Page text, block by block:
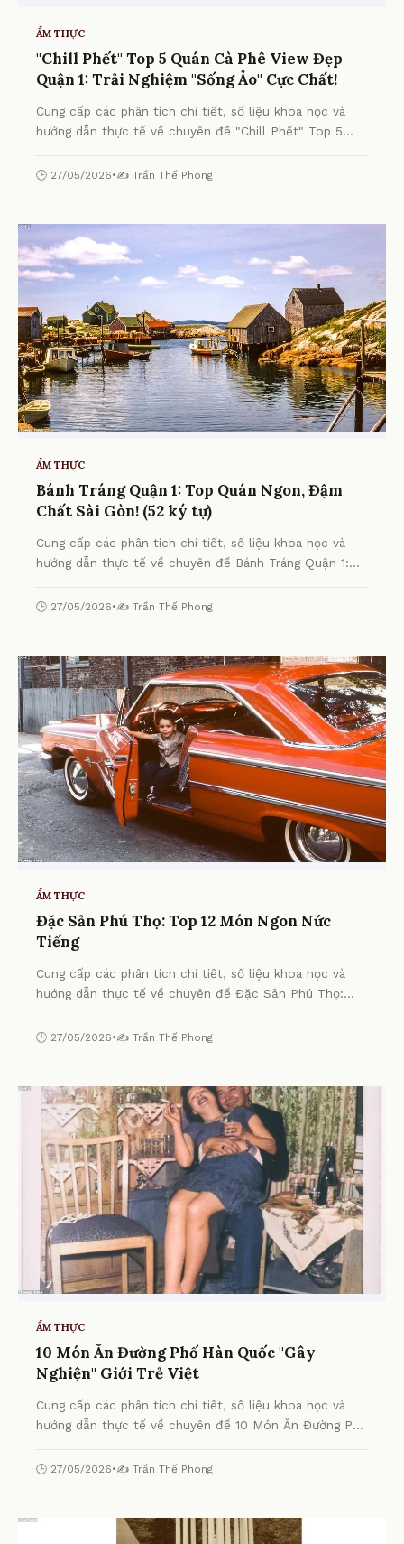
ẨM THỰC
"Chill Phết" Top 5 Quán Cà Phê View Đẹp
Quận 1: Trải Nghiệm "Sống Ảo" Cực Chất!
Cung cấp các phân tích chi tiết, số liệu khoa học và
hướng dẫn thực tế về chuyên đề "Chill Phết" Top 5
Cực Chất! từ chuyên gia.
🕒 27/05/2026•✍️ Trần Thế Phong
ẨM THỰC
Bánh Tráng Quận 1: Top Quán Ngon, Đậm
Chất Sài Gòn! (52 ký tự)
Cung cấp các phân tích chi tiết, số liệu khoa học và
hướng dẫn thực tế về chuyên đề Bánh Tráng Quận 1:
chuyên gia.
🕒 27/05/2026•✍️ Trần Thế Phong
ẨM THỰC
Đặc Sản Phú Thọ: Top 12 Món Ngon Nức
Tiếng
Cung cấp các phân tích chi tiết, số liệu khoa học và
hướng dẫn thực tế về chuyên đề Đặc Sản Phú Thọ:
🕒 27/05/2026•✍️ Trần Thế Phong
ẨM THỰC
10 Món Ăn Đường Phố Hàn Quốc "Gây
Nghiện" Giới Trẻ Việt
Cung cấp các phân tích chi tiết, số liệu khoa học và
hướng dẫn thực tế về chuyên đề 10 Món Ăn Đường Phố
🕒 27/05/2026•✍️ Trần Thế Phong